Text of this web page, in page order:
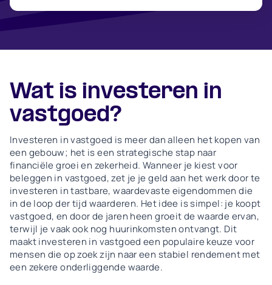
Wat is investeren in
vastgoed?
Investeren in vastgoed is meer dan alleen het kopen van
een gebouw; het is een strategische stap naar
financiële groei en zekerheid. Wanneer je kiest voor
beleggen in vastgoed, zet je je geld aan het werk door te
investeren in tastbare, waardevaste eigendommen die
in de loop der tijd waarderen. Het idee is simpel: je koopt
vastgoed, en door de jaren heen groeit de waarde ervan,
terwijl je vaak ook nog huurinkomsten ontvangt. Dit
maakt investeren in vastgoed een populaire keuze voor
mensen die op zoek zijn naar een stabiel rendement met
een zekere onderliggende waarde.